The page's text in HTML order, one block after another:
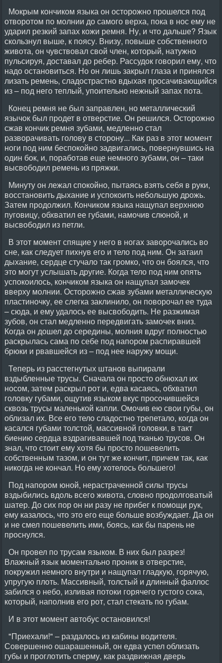
Мокрым кончиком языка он осторожно прошелся под
отворотом по молнии до самого верха, пока в нос ему не
ударил резкий запах кожи ремня. Ну, и что дальше? Язык
скользнул выше, к поясу. Внизу, повыше собственного
живота, он чувствовал свой член, который, натужно
пульсируя, доставал до ребер. Рассудок говорил ему, что
надо остановиться. Но он лишь закрыл глаза и принялся
лизать ремень, сладострастно вдыхая просачивающийся
из – под него теплый, упоительно нежный запах пота.
Конец ремня не был заправлен, но металлический
язычок был продет в отверстие. Он решился. Осторожно
сжав кончик ремня зубами, медленно стал
разворачивать голову в сторону... Как раз в этот момент
ноги под ним беспокойно задвигались, повернувшись на
один бок, и, поработав еще немного зубами, он – таки
высвободил ремень из пряжки.
Минуту он лежал спокойно, пытаясь взять себя в руки,
восстановить дыхание и успокоить небольшую дрожь.
Затем продолжил. Кончиком языка нащупал верхнюю
пуговицу, обхватил ее губами, намочив слюной, и
высвободил из петли.
В этот момент спящие у него в ногах заворочались во
сне, как следует пихнув его и тело под ним. Он затаил
дыхание, сердце стучало так громко, что он боялся, что
это могут услышать другие. Когда тело под ним опять
успокоилось, кончиком языка он нащупал замочек
вверху молнии. Осторожно сжав зубами металлическую
пластиночку, ее слегка заклинило, он поворочал ее туда
– сюда, и ему удалось ее высвободить. Не разжимая
зубов, он стал медленно передвигать замочек вниз.
Когда он дошел до середины, молния вдруг полностью
раскрылась сама по себе под напором распиравшей
брюки и рвавшейся из – под нее наружу мощи.
Теперь из расстегнутых штанов выпирали
вздыбленные трусы. Сначала он просто обнюхал их
носом, затем раскрыл рот и, едва касаясь, обхватил
головку губами, ощутив языком вкус просочившейся
сквозь трусы маленькой капли. Омочив ею свои губы, он
облизал их. Все его тело сладостно трепетало, когда он
касался губами толстой, массивной головки, в такт
биению сердца вздрагивавшей под тканью трусов. Он
знал, что стоит ему хотя бы просто пошевелить
собственным тазом, и он тут же кончит, причем так, как
никогда не кончал. Но ему хотелось большего!
Под напором юной, нерастраченной силы трусы
вздыбились вдоль всего живота, словно продолговатый
шатер. До сих пор он ни разу не прибег к помощи рук,
ему казалось, что это его еще больше возбуждает. Да он
и не смел пошевелить ими, боясь, как бы парень не
проснулся.
Он провел по трусам языком. В них был разрез!
Влажный язык моментально проник в отверстие,
покружил немного внутри и нащупал гладкую, горячую,
упругую плоть. Массивный, толстый и длинный фаллос
забился о небо, изливая потоки горячего густого сока,
который, наполнив его рот, стал стекать по губам.
И в этот момент автобус остановился!
"Приехали!" – раздалось из кабины водителя.
Совершенно ошарашенный, он едва успел облизать
губы и проглотить сперму, как раздвижная дверь